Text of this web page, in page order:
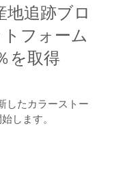
地追跡ブロ
フォーム
を取得
したカラーストー
します。